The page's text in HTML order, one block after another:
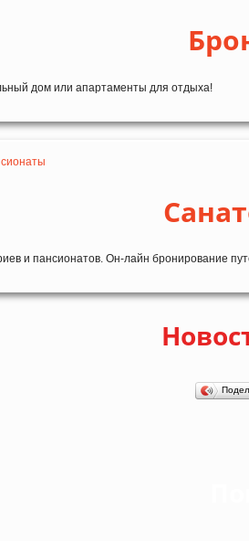
дом или апартаменты для отдыха!
и пансионатов. Он-лайн бронирование